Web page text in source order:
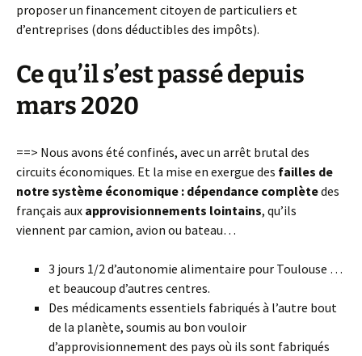
proposer un financement citoyen de particuliers et
d’entreprises (dons déductibles des impôts).
Ce qu’il s’est passé depuis
mars 2020
==> Nous avons été confinés, avec un arrêt brutal des
circuits économiques. Et la mise en exergue des failles de
notre système économique : dépendance complètedes
français aux approvisionnements lointains, qu’ils
viennent par camion, avion ou bateau…
3 jours 1/2 d’autonomie alimentaire pour Toulouse …
et beaucoup d’autres centres.
Des médicaments essentiels fabriqués à l’autre bout
de la planète, soumis au bon vouloir
d’approvisionnement des pays où ils sont fabriqués